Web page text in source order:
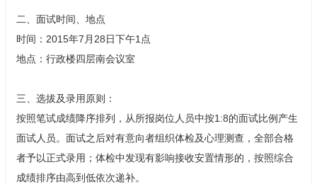
二、面试时间、地点
时间：2015年7月28日下午1点
地点：行政楼四层南会议室
三、选拔及录用原则：
按照笔试成绩降序排列，从所报岗位人员中按1:8的面试比例产生
面试人员。面试之后对有意向者组织体检及心理测查，全部合格
者予以正式录用；体检中发现有影响接收安置情形的，按照综合
成绩排序由高到低依次递补。